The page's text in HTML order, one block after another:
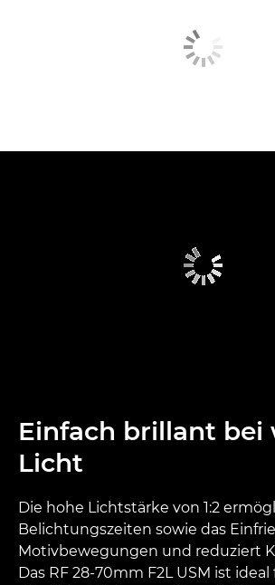
Einfach brillant bei
Licht
Die hohe Lichtstärke von 1:2
Belichtungszeiten sowie das
Motivbewegungen und reduziert
Das RF 28-70mm F2L USM ist ideal